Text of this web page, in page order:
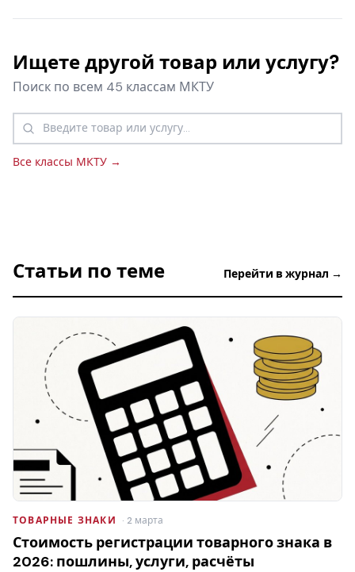
Ищете другой товар или услугу?
Поиск по всем 45 классам МКТУ
Все классы МКТУ →
Статьи по теме Перейти в журнал →
ТОВАРНЫЕ ЗНАКИ · 2 марта
Стоимость регистрации товарного знака в
2026: пошлины, услуги, расчёты